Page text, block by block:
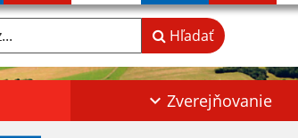
Hľadať
Zverejňovanie